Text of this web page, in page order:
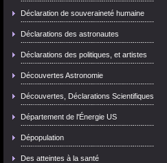
Déclaration de souveraineté humaine
Déclarations des astronautes
Déclarations des politiques, et artistes
Découvertes Astronomie
Découvertes, Déclarations Scientifiques
Département de l'Énergie US
Dépopulation
Des atteintes à la santé